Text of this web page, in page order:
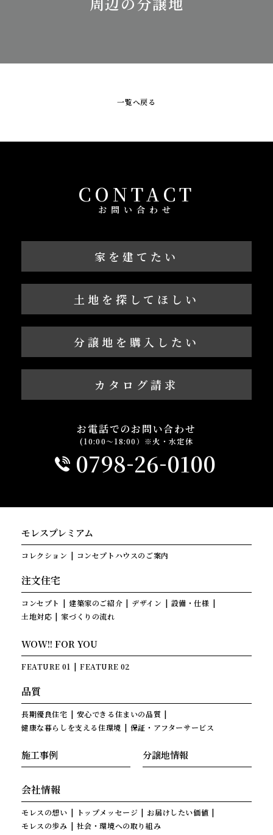
一覧へ戻る
CONTACT
お問い合わせ
家を建てたい
土地を探してほしい
分譲地を購入したい
カタログ請求
お電話でのお問い合わせ
(10:00～18:00）※火・水定休
0798-26-0100
モレスプレミアム
コレクション コンセプトハウスのご案内
注文住宅
コンセプト 建築家のご紹介 デザイン
設備・仕様
土地対応
家づくりの流れ
WOW!! FOR YOU
FEATURE 01 FEATURE 02
品質
長期優良住宅
安心できる住まいの品質
健康な暮らしを支える住環境
保証・アフターサービス
施工事例 分譲地情報
会社情報
モレスの想い トップメッセージ
お届けしたい価値
モレスの歩み
社会・環境への取り組み